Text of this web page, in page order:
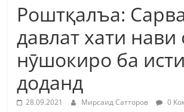
Роштқалъа:
давлат хати нави
нӯшокиро ба
доданд
28.09.2021 Мирсаид Сатторов 0